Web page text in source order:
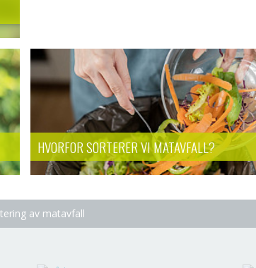
HVORFOR SORTERER VI MATAVFALL?
av matavfall